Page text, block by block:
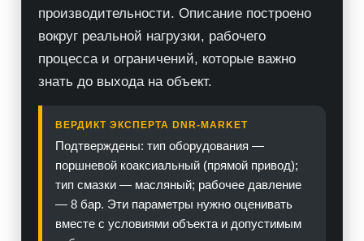
производительности. Описание построено
вокруг реальной нагрузки, рабочего
процесса и ограничений, которые важно
знать до выхода на объект.
ВЕРДИКТ ЭКСПЕРТА DNR-MARKET
Подтверждены: тип оборудования —
поршневой коаксиальный (прямой привод);
тип смазки — масляный; рабочее давление
— 8 бар. Эти параметры нужно оценивать
вместе с условиями объекта и допустимым